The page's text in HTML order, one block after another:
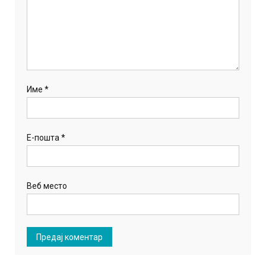
Име*
Е-пошта*
Веб место